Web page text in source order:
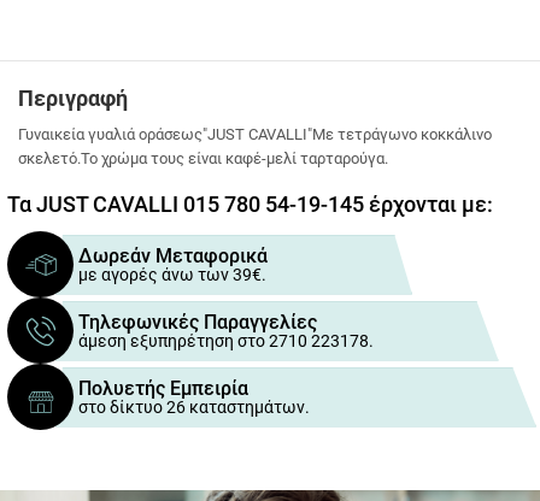
Περιγραφή
Γυναικεία γυαλιά οράσεως"JUST CAVALLI"Με τετράγωνο κοκκάλινο
σκελετό.Το χρώμα τους είναι καφέ-μελί ταρταρούγα.
Τα JUST CAVALLI 015 780 54-19-145 έρχονται με:
Δωρεάν Μεταφορικά
με αγορές άνω των 39€.
Τηλεφωνικές Παραγγελίες
άμεση εξυπηρέτηση στο 2710 223178.
Πολυετής Εμπειρία
στο δίκτυο 26 καταστημάτων.